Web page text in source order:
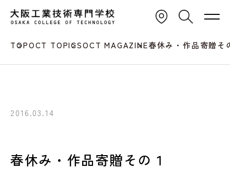
TOPOCT TOPICSOCT MAGAZINE春休み・作品寄贈そ
2016.03.14
春休み・作品寄贈その１